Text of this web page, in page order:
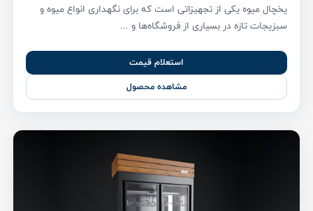
یخچال میوه یکی از تجهیزاتی است که برای نگهداری انواع میوه و
سبزیجات تازه در بسیاری از فروشگاه‌ها و ...
استعلام قیمت
مشاهده محصول